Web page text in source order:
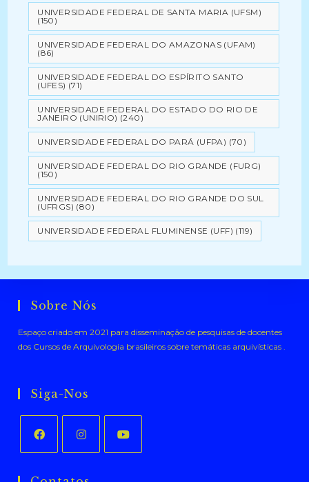
UNIVERSIDADE FEDERAL DE SANTA MARIA (UFSM)
(150)
UNIVERSIDADE FEDERAL DO AMAZONAS (UFAM)
(86)
UNIVERSIDADE FEDERAL DO ESPÍRITO SANTO
(UFES) (71)
UNIVERSIDADE FEDERAL DO ESTADO DO RIO DE
JANEIRO (UNIRIO) (240)
UNIVERSIDADE FEDERAL DO PARÁ (UFPA) (70)
UNIVERSIDADE FEDERAL DO RIO GRANDE (FURG)
(150)
UNIVERSIDADE FEDERAL DO RIO GRANDE DO SUL
(UFRGS) (80)
UNIVERSIDADE FEDERAL FLUMINENSE (UFF) (119)
Sobre Nós
Espaço criado em 2021 para disseminação de pesquisas de docentes
dos Cursos de Arquivologia brasileiros sobre temáticas arquivísticas .
Siga-Nos
em
em